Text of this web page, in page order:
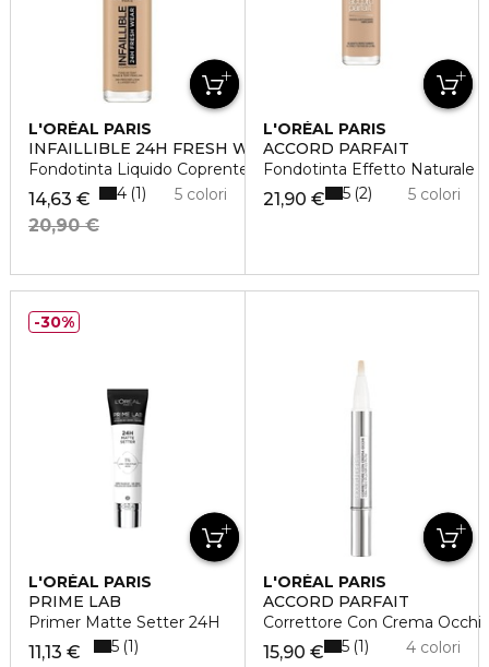
L'ORÉAL PARIS
INFAILLIBLE 24H FRESH WEAR
Fondotinta Liquido Coprente Lunga Tenuta 24H
14,63 €
20,90 €
5 colori
4 1
L'ORÉAL PARIS
ACCORD PARFAIT
Fondotinta Effetto Naturale
21,90 € 5 colori
5 2
L'ORÉAL PARIS
PRIME LAB
Primer Matte Setter 24H
11,13 € 5 1
30%
L'ORÉAL PARIS
ACCORD PARFAIT
Correttore Con Crema Occhi
15,90 € 4 colori
5 1